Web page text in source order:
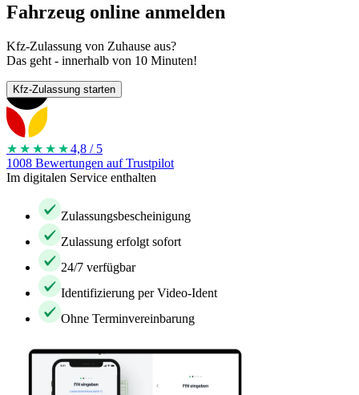
Fahrzeug online anmelden
Kfz-Zulassung von Zuhause aus?
Das geht - innerhalb von 10 Minuten!
Kfz-Zulassung starten
★★★★ ★4,8 / 5
1008 Bewertungen auf Trustpilot
Im digitalen Service enthalten
Zulassungsbescheinigung
Zulassung erfolgt sofort
24/7 verfügbar
Identifizierung per Video-Ident
Ohne Terminvereinbarung